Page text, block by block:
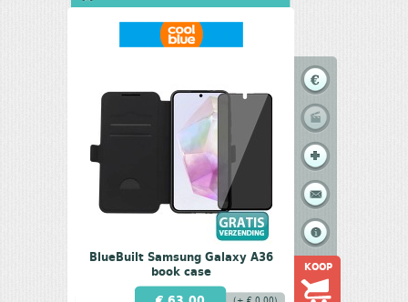
BlueBuilt Samsung Galaxy A36
book case
KOOP